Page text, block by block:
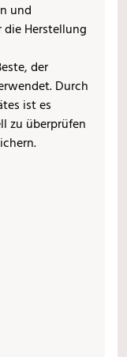
und
Herstellung
der
Durch
ist es
zu überprüfen